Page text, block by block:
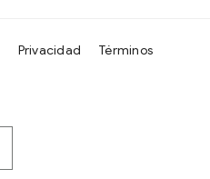
Privacidad Términos